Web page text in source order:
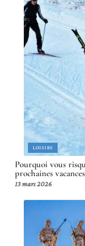
LOISIRS
Pourquoi vous
prochaines
13 mars 2026